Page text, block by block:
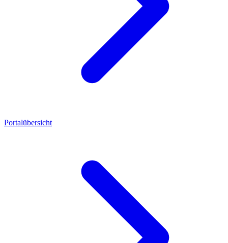
Portalübersicht